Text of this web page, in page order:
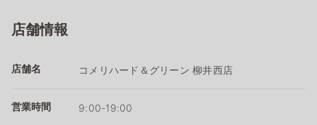
店舗情報
店舗名 コメリハード＆グリーン 柳井西店
営業時間 9:00-19:00